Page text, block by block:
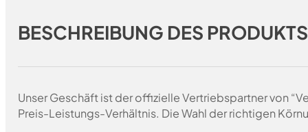
BESCHREIBUNG DES PRODUKTS
Unser Geschäft ist der offizielle Vertriebspartner von
Preis-Leistungs-Verhältnis. Die Wahl der richtigen